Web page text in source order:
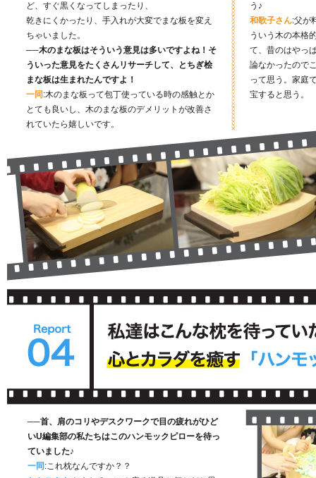
ど、すぐ黒くなってしまったり、
乾きにくかったり、手入れが大変でまな板を変え
ちゃいました。
──木のまな板はそういう意見は多いですよね！そ
ういった意見をたくさんリサーチして、とちぎ桧
まな板は生まれたんですよ！
一同 :木のまな板って包丁使っている時の感触とか
とても良いし、木のまな板のデメリットが改善さ
れていたら嬉しいです。
う♪
和歌子さん:父が
ういう木の本格
て、昔のはやっ
論なかったので
って思う。家庭
宝すると思う。
──首、肩のコリやデスクワークで目の疲れがひど
いU編集部の私たちはこのハンモックピローを待っ
ていました♪
一同 :これ枕なんですか？？